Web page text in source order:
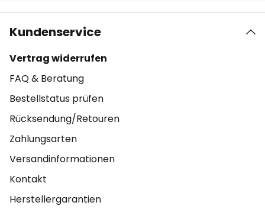
Kundenservice
Vertrag widerrufen
FAQ & Beratung
Bestellstatus prüfen
Rücksendung/Retouren
Zahlungsarten
Versandinformationen
Kontakt
Herstellergarantien